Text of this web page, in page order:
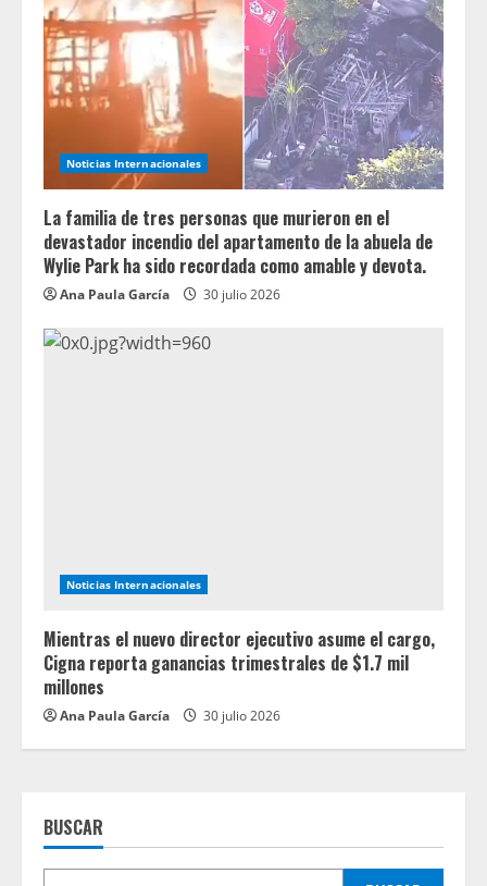
Noticias Internacionales
La familia de tres personas que murieron en el
devastador incendio del apartamento de la abuela de
Wylie Park ha sido recordada como amable y devota.
Ana Paula García 30 julio 2026
Noticias Internacionales
Mientras el nuevo director ejecutivo asume el cargo,
Cigna reporta ganancias trimestrales de $1.7 mil
millones
Ana Paula García 30 julio 2026
BUSCAR